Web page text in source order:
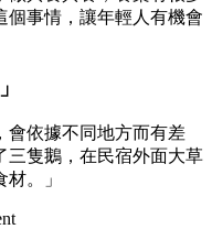
個事情，讓年輕人有機會
會依據不同地方而有差
三隻鵝，在民宿外面大草
。」